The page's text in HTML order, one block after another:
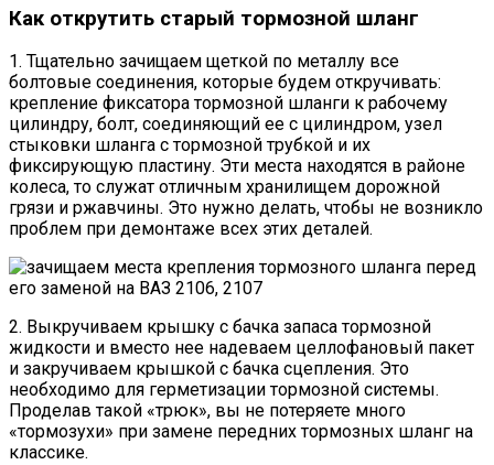
Как открутить старый тормозной шланг
1. Тщательно зачищаем щеткой по металлу все
болтовые соединения, которые будем откручивать:
крепление фиксатора тормозной шланги к рабочему
цилиндру, болт, соединяющий ее с цилиндром, узел
стыковки шланга с тормозной трубкой и их
фиксирующую пластину. Эти места находятся в районе
колеса, то служат отличным хранилищем дорожной
грязи и ржавчины. Это нужно делать, чтобы не возникло
проблем при демонтаже всех этих деталей.
2. Выкручиваем крышку с бачка запаса тормозной
жидкости и вместо нее надеваем целлофановый пакет
и закручиваем крышкой с бачка сцепления. Это
необходимо для герметизации тормозной системы.
Проделав такой «трюк», вы не потеряете много
«тормозухи» при замене передних тормозных шланг на
классике.